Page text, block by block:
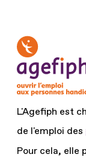
L'Agefiph est
de l'emploi des
Pour cela, elle